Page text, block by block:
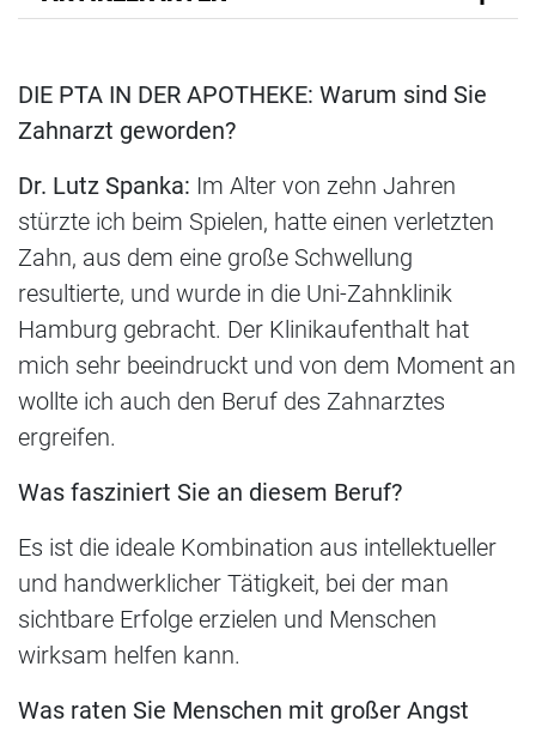
DIE PTA IN DER APOTHEKE: Warum sind Sie
Zahnarzt geworden?
Dr. Lutz Spanka: Im Alter von zehn Jahren
stürzte ich beim Spielen, hatte einen verletzten
Zahn, aus dem eine große Schwellung
resultierte, und wurde in die Uni-Zahnklinik
Hamburg gebracht. Der Klinikaufenthalt hat
mich sehr beeindruckt und von dem Moment an
wollte ich auch den Beruf des Zahnarztes
ergreifen.
Was fasziniert Sie an diesem Beruf?
Es ist die ideale Kombination aus intellektueller
und handwerklicher Tätigkeit, bei der man
sichtbare Erfolge erzielen und Menschen
wirksam helfen kann.
Was raten Sie Menschen mit großer Angst